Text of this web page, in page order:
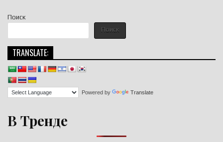
Поиск
Поиск
TRANSLATE:
Powered by Translate
В Тренде